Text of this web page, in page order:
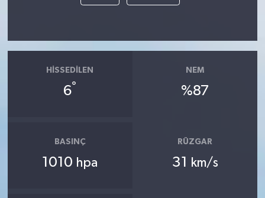
HISSEDILEN
6°
NEM
%87
BASINÇ
1010 hpa
RÜZGAR
31 km/s